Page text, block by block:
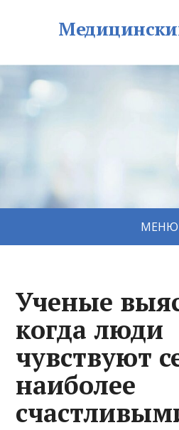
МЕНЮ
Ученые
когда люди
чувствуют
наиболее